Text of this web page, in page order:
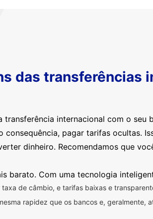
das transferências
transferência internacional com o seu
consequência, pagar tarifas ocultas.
dinheiro. Recomendamos que
barato. Com uma tecnologia
de câmbio, e tarifas baixas e
rapidez que os bancos e, geralmente,